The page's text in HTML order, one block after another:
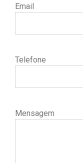
Email
Telefone
Mensagem